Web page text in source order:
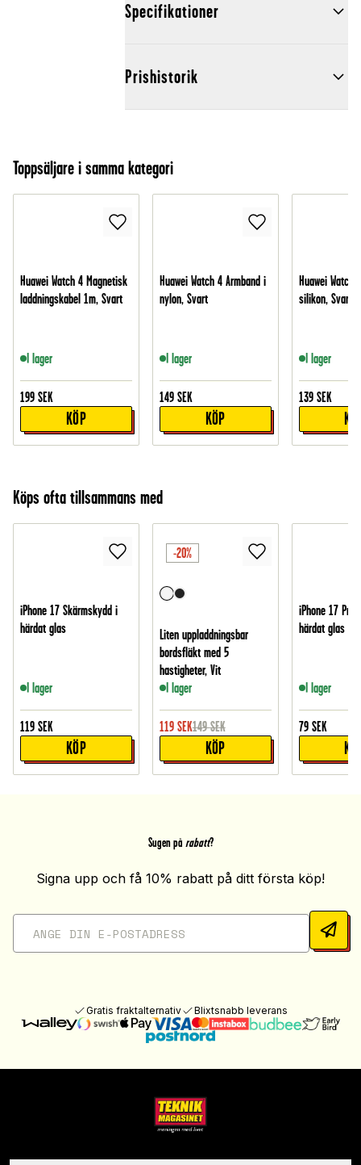
Specifikationer
Prishistorik
Toppsäljare i samma kategori
Huawei Watch 4 Magnetisk
laddningskabel 1m, Svart
I lager
199 SEK
KÖP
Huawei Watch 4 Armband i
nylon, Svart
I lager
149 SEK
KÖP
Huawei Watch
silikon, Svart
I lager
139 SEK
Köps ofta tillsammans med
iPhone 17 Skärmskydd i
härdat glas
I lager
119 SEK
KÖP
-20%
Liten uppladdningsbar
bordsfläkt med 5
hastigheter, Vit
I lager
119 SEK149 SEK
KÖP
iPhone 17 Pro
härdat glas
I lager
79 SEK
Sugen på rabatt?
Signa upp och få 10% rabatt på ditt första köp!
Gratis fraktalternativ Blixtsnabb leverans